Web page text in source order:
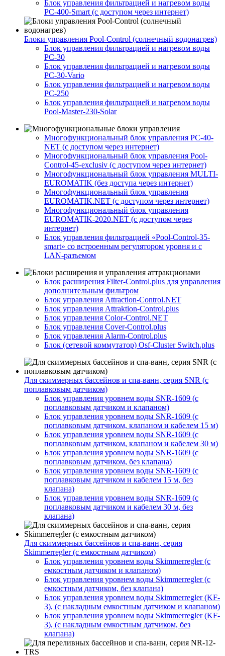
Блок управления фильтрацией и нагревом воды
PC-400-Smart (с доступом через интернет)
Блоки управления Pool-Control (солнечный водонагрев)
Блок управления фильтрацией и нагревом воды
PC-30
Блок управления фильтрацией и нагревом воды
PC-30-Vario
Блок управления фильтрацией и нагревом воды
PC-250
Блок управления фильтрацией и нагревом воды
Pool-Master-230-Solar
Многофункциональный блок управления PC-40-
NET (с доступом через интернет)
Многофункциональный блок управления Pool-
Control-45-exclusiv (с доступом через интернет)
Многофункциональный блок управления MULTI-
EUROMATIK (без доступа через интернет)
Многофункциональный блок управления
EUROMATIK.NET (с доступом через интернет)
Многофункциональный блок управления
EUROMATIK-2020.NET (с доступом через
интернет)
Блок управления фильтрацией «Pool-Control-35-
smart» со встроенным регулятором уровня и с
LAN-разъемом
Блок расширения Filter-Control.plus для управления
дополнительным фильтром
Блок управления Attraction-Control.NET
Блок управления Attraktion-Control.plus
Блок управления Color-Control.NET
Блок управления Cover-Control.plus
Блок управления Alarm-Control.plus
Блок (сетевой коммутатор) Osf-Cluster Switch.plus
Для скиммерных бассейнов и спа-ванн, серия SNR (с
поплавковым датчиком)
Блок управления уровнем воды SNR-1609 (с
поплавковым датчиком и клапаном)
Блок управления уровнем воды SNR-1609 (с
поплавковым датчиком, клапаном и кабелем 15 м)
Блок управления уровнем воды SNR-1609 (с
поплавковым датчиком, клапаном и кабелем 30 м)
Блок управления уровнем воды SNR-1609 (с
поплавковым датчиком, без клапана)
Блок управления уровнем воды SNR-1609 (с
поплавковым датчиком и кабелем 15 м, без
клапана)
Блок управления уровнем воды SNR-1609 (с
поплавковым датчиком и кабелем 30 м, без
клапана)
Для скиммерных бассейнов и спа-ванн, серия
Skimmerregler (с емкостным датчиком)
Блок управления уровнем воды Skimmerregler (с
емкостным датчиком и клапаном)
Блок управления уровнем воды Skimmerregler (с
емкостным датчиком, без клапана)
Блок управления уровнем воды Skimmerregler (KF-
3), (с накладным емкостным датчиком и клапаном)
Блок управления уровнем воды Skimmerregler (KF-
3), (с накладным емкостным датчиком, без
клапана)